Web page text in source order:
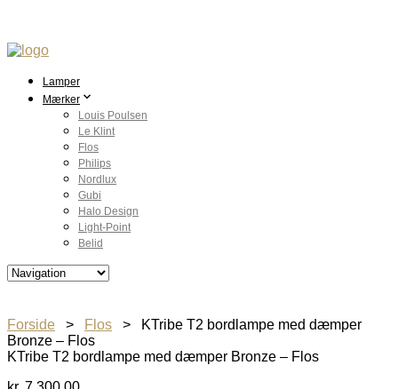
Lamper
Mærker
Louis Poulsen
Le Klint
Flos
Philips
Nordlux
Gubi
Halo Design
Light-Point
Belid
Forside > Flos > KTribe T2 bordlampe med dæmper
Bronze – Flos
KTribe T2 bordlampe med dæmper Bronze – Flos